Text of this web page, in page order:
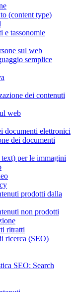
(content type)
e tassonomie
sul web
semplice
dei contenuti
web
documenti elettronici
dei documenti
per le immagini
prodotti dalla
non prodotti
ritratti
ricerca (SEO)
SEO: Search